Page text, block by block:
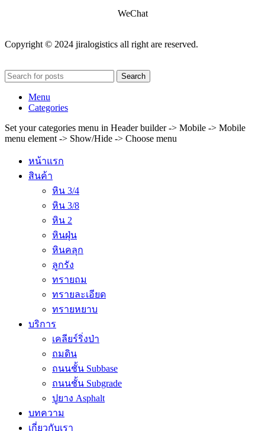
WeChat
Copyright © 2024 jiralogistics all right are reserved.
Search
Menu
Categories
Set your categories menu in Header builder -> Mobile -> Mobile
menu element -> Show/Hide -> Choose menu
หน้าแรก
สินค้า
หิน 3/4
หิน 3/8
หิน 2
หินฝุ่น
หินคลุก
ลูกรัง
ทรายถม
ทรายละเอียด
ทรายหยาบ
บริการ
เคลียร์ริ่งป่า
ถมดิน
ถนนชั้น Subbase
ถนนชั้น Subgrade
ปูยาง Asphalt
บทความ
เกี่ยวกับเรา